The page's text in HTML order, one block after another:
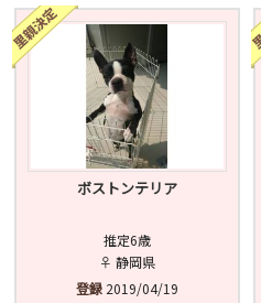
ボストンテリア
推定6歳
♀ 静岡県
登録 2019/04/19